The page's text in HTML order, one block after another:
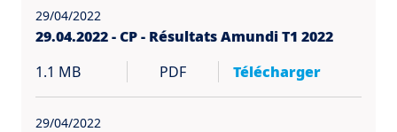
29/04/2022
29.04.2022 - CP - Résultats Amundi T1 2022
1.1 MB
PDF Télécharger
29/04/2022